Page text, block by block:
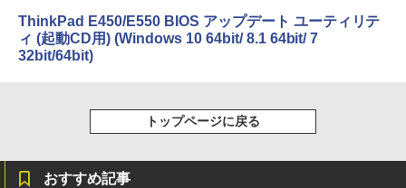
ThinkPad E450/E550 BIOS アップデート ユーティリテ
ィ (起動CD用) (Windows 10 64bit/ 8.1 64bit/ 7
32bit/64bit)
トップページに戻る
おすすめ記事